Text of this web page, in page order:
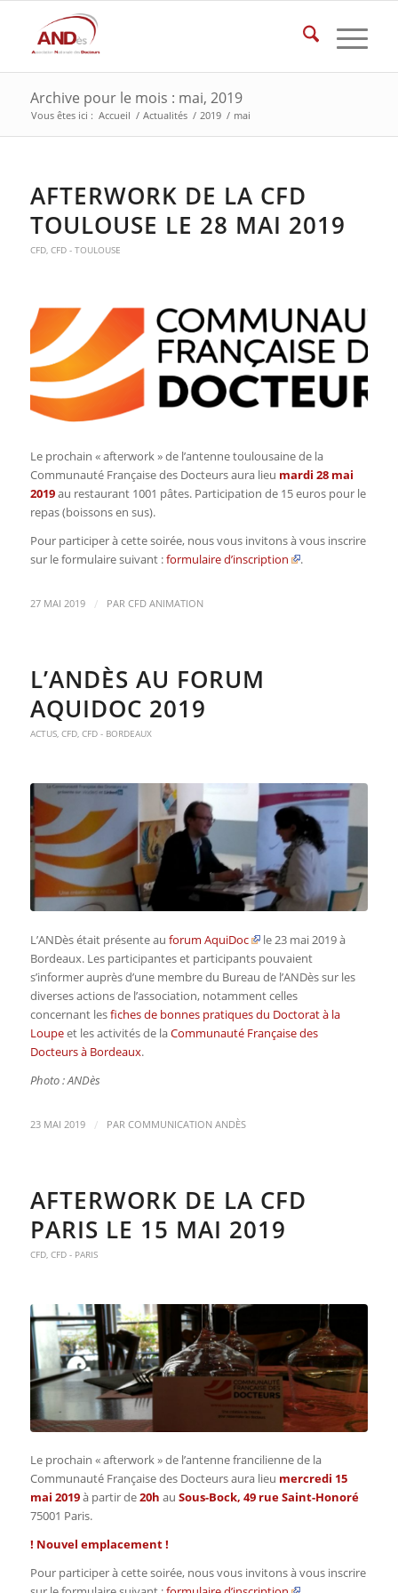
Archive pour le mois : mai, 2019
Vous êtes ici : Accueil / Actualités / 2019 / mai
AFTERWORK DE LA CFD
TOULOUSE LE 28 MAI 2019
CFD, CFD - TOULOUSE
Le prochain « afterwork » de l’antenne toulousaine de la
Communauté Française des Docteurs aura lieu mardi 28 mai
2019au restaurant 1001 pâtes. Participation de 15 euros pour le
repas (boissons en sus).
Pour participer à cette soirée, nous vous invitons à vous inscrire
sur le formulaire suivant :formulaire d’inscription .
27 MAI 2019 / PAR CFD ANIMATION
L’ANDÈS AU FORUM
AQUIDOC 2019
ACTUS, CFD, CFD - BORDEAUX
L’ANDès était présente au forum AquiDoc
le 23 mai 2019 à
Bordeaux. Les participantes et participants pouvaient
s’informer auprès d’une membre du Bureau de l’ANDès sur les
diverses actions de l’association, notamment celles
concernant lesfiches de bonnes pratiques du Doctorat à la
Loupeet les activités de laCommunauté Française des
Docteurs à Bordeaux.
Photo : ANDès
23 MAI 2019 / PAR COMMUNICATION ANDÈS
AFTERWORK DE LA CFD
PARIS LE 15 MAI 2019
CFD, CFD - PARIS
Le prochain « afterwork » de l’antenne francilienne de la
Communauté Française des Docteurs aura lieu mercredi 15
mai 2019à partir de20h au Sous-Bock, 49 rue Saint-Honoré
75001 Paris.
! Nouvel emplacement !
Pour participer à cette soirée, nous vous invitons à vous inscrire